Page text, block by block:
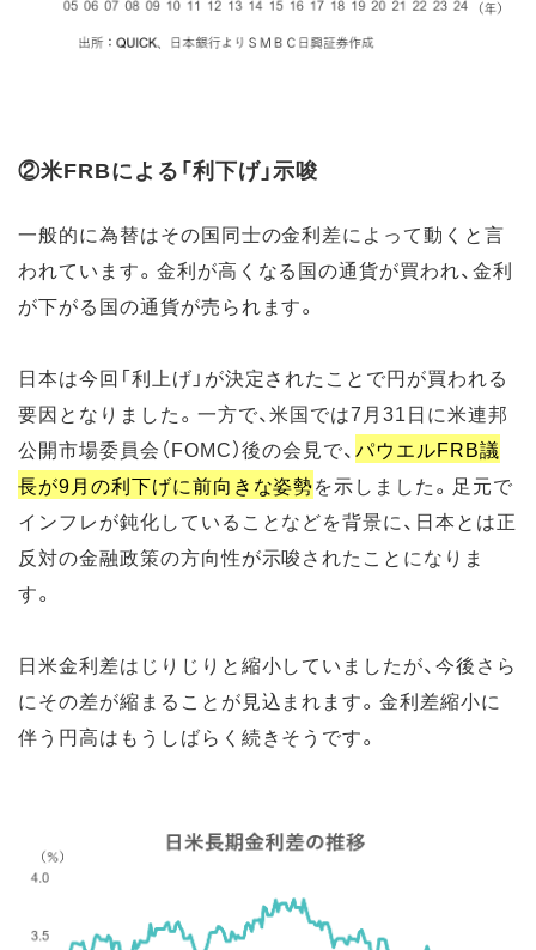
②米FRBによる「利下げ」示唆
一般的に為替はその国同士の金利差によって動くと言
われています。金利が高くなる国の通貨が買われ、金利
が下がる国の通貨が売られます。
日本は今回「利上げ」が決定されたことで円が買われる
要因となりました。一方で、米国では7月31日に米連邦
公開市場委員会（FOMC）後の会見で、パウエルFRB議
長が9月の利下げに前向きな姿勢を示しました。足元で
インフレが鈍化していることなどを背景に、日本とは正
反対の金融政策の方向性が示唆されたことになりま
す。
日米金利差はじりじりと縮小していましたが、今後さら
にその差が縮まることが見込まれます。金利差縮小に
伴う円高はもうしばらく続きそうです。